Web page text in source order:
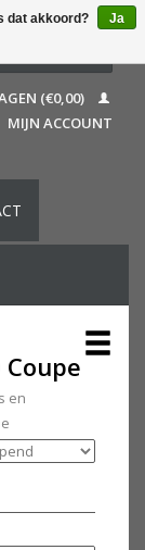
Français
English (US)
(€0,00)
MIJN ACCOUNT
en
dat akkoord?
Ja